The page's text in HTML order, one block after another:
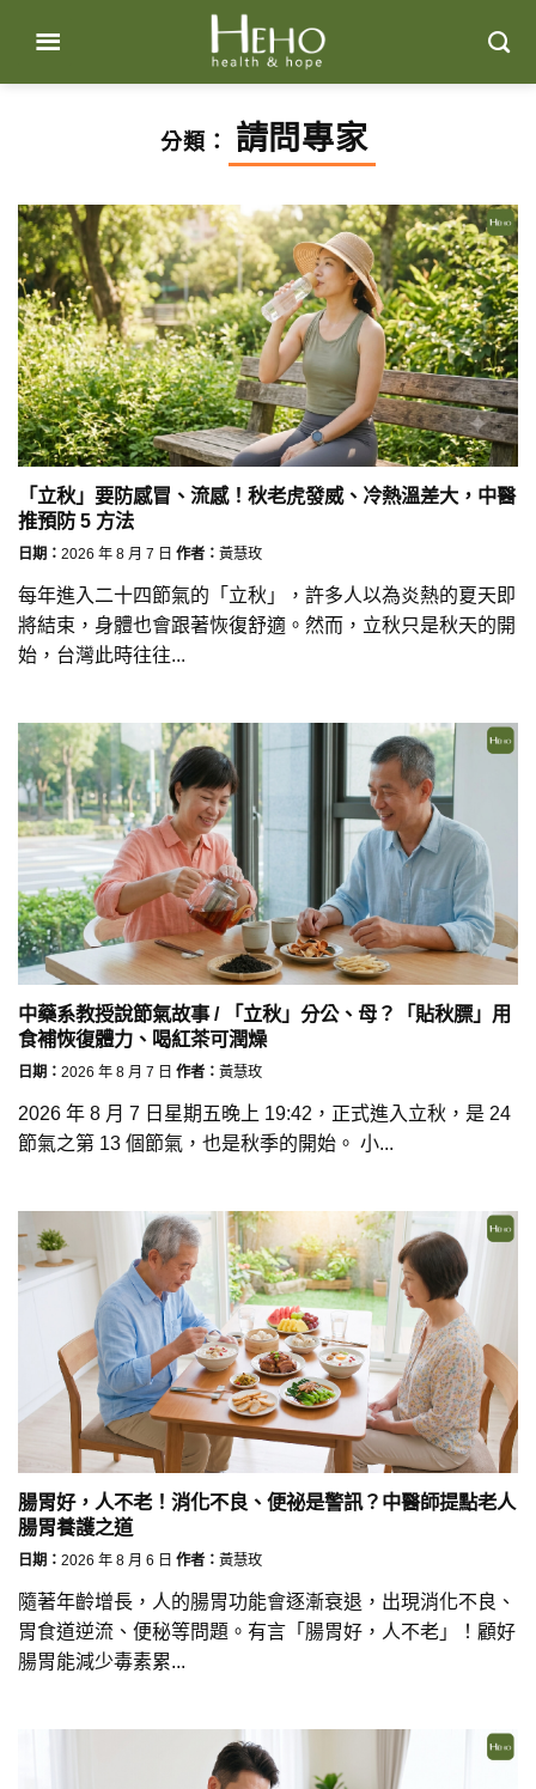
content
分類： 請問專家
「立秋」要防感冒、流感！秋老虎發威、冷熱溫差大，中醫
推預防 5 方法
日期： 2026 年 8 月 7 日 作者： 黃慧玫
每年進入二十四節氣的「立秋」，許多人以為炎熱的夏天即
將結束，身體也會跟著恢復舒適。然而，立秋只是秋天的開
始，台灣此時往往...
中藥系教授說節氣故事 / 「立秋」分公、母？「貼秋膘」用
食補恢復體力、喝紅茶可潤燥
日期： 2026 年 8 月 7 日 作者： 黃慧玫
2026 年 8 月 7 日星期五晚上 19:42，正式進入立秋，是 24
節氣之第 13 個節氣，也是秋季的開始。 小...
腸胃好，人不老！消化不良、便祕是警訊？中醫師提點老人
腸胃養護之道
日期： 2026 年 8 月 6 日 作者： 黃慧玫
隨著年齡增長，人的腸胃功能會逐漸衰退，出現消化不良、
胃食道逆流、便秘等問題。有言「腸胃好，人不老」！顧好
腸胃能減少毒素累...